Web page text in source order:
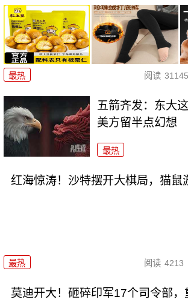
最热 阅读 31145
五箭齐发：东大
美方留半点幻想
最热
红海惊涛！沙特摆开大棋局，猫鼠
最热 阅读 4213
莫迪开大！砸碎印军17个司令部，